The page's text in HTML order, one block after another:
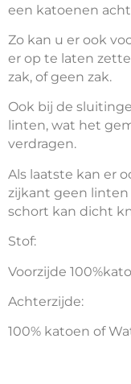
een katoenen
Zo kan u er ook
er op te laten
zak, of geen zak.
Ook bij de
linten, wat het
verdragen.
Als laatste kan er
zijkant geen
schort kan dicht
Stof:
Voorzijde
Achterzijde:
100% katoen of